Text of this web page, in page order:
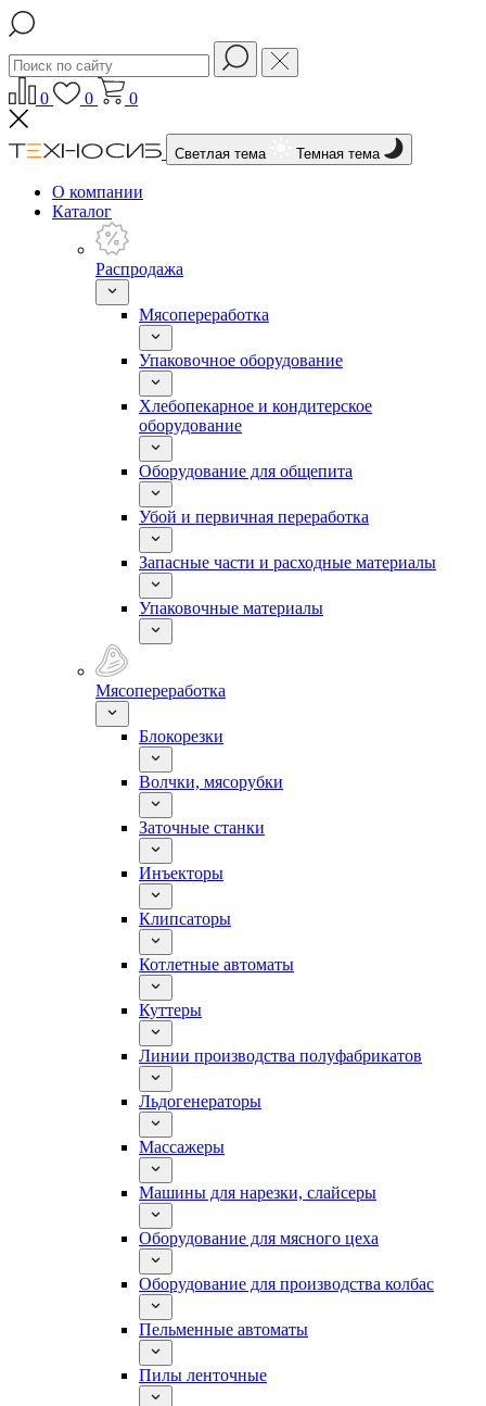
0 0 0
Светлая тема Темная тема
О компании
Каталог
Распродажа
Мясопереработка
Упаковочное оборудование
Хлебопекарное и кондитерское
оборудование
Оборудование для общепита
Убой и первичная переработка
Запасные части и расходные материалы
Упаковочные материалы
Мясопереработка
Блокорезки
Волчки, мясорубки
Заточные станки
Инъекторы
Клипсаторы
Котлетные автоматы
Куттеры
Линии производства полуфабрикатов
Льдогенераторы
Массажеры
Машины для нарезки, слайсеры
Оборудование для мясного цеха
Оборудование для производства колбас
Пельменные автоматы
Пилы ленточные